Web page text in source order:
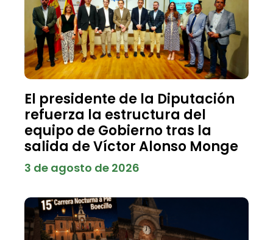
El presidente de la Diputación
refuerza la estructura del
equipo de Gobierno tras la
salida de Víctor Alonso Monge
3 de agosto de 2026